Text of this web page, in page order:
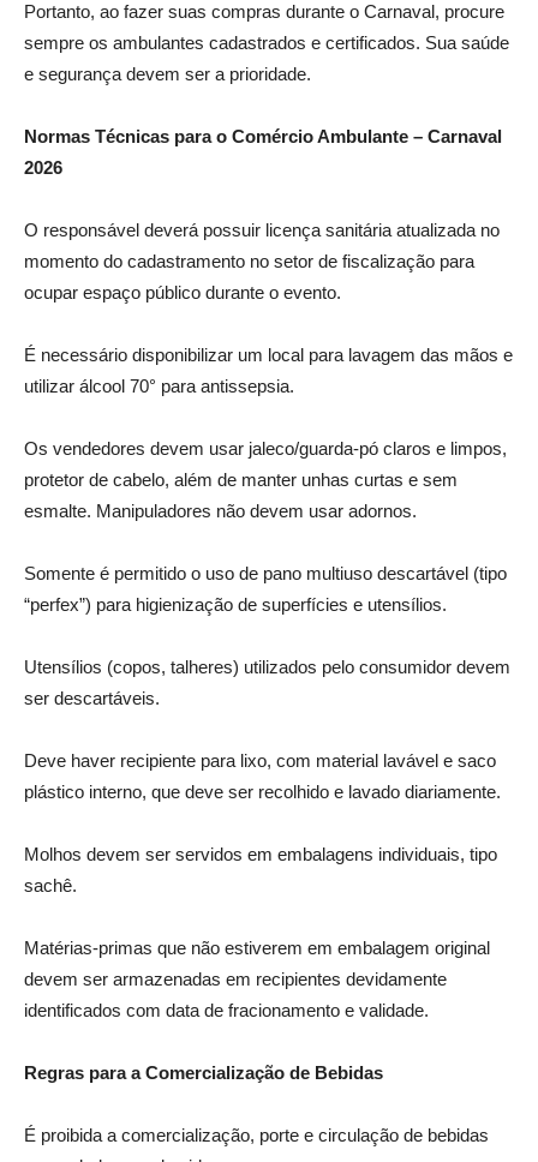
Portanto, ao fazer suas compras durante o Carnaval, procure
sempre os ambulantes cadastrados e certificados. Sua saúde
e segurança devem ser a prioridade.
Normas Técnicas para o Comércio Ambulante – Carnaval
2026
O responsável deverá possuir licença sanitária atualizada no
momento do cadastramento no setor de fiscalização para
ocupar espaço público durante o evento.
É necessário disponibilizar um local para lavagem das mãos e
utilizar álcool 70° para antissepsia.
Os vendedores devem usar jaleco/guarda-pó claros e limpos,
protetor de cabelo, além de manter unhas curtas e sem
esmalte. Manipuladores não devem usar adornos.
Somente é permitido o uso de pano multiuso descartável (tipo
“perfex”) para higienização de superfícies e utensílios.
Utensílios (copos, talheres) utilizados pelo consumidor devem
ser descartáveis.
Deve haver recipiente para lixo, com material lavável e saco
plástico interno, que deve ser recolhido e lavado diariamente.
Molhos devem ser servidos em embalagens individuais, tipo
sachê.
Matérias-primas que não estiverem em embalagem original
devem ser armazenadas em recipientes devidamente
identificados com data de fracionamento e validade.
Regras para a Comercialização de Bebidas
É proibida a comercialização, porte e circulação de bebidas